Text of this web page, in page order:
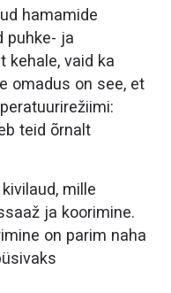
hamamide
puhke- ja
kehale, vaid ka
omadus on see, et
teid õrnalt
mille
ja koorimine.
on parim naha